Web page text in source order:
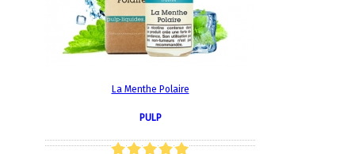
La Menthe Polaire
PULP